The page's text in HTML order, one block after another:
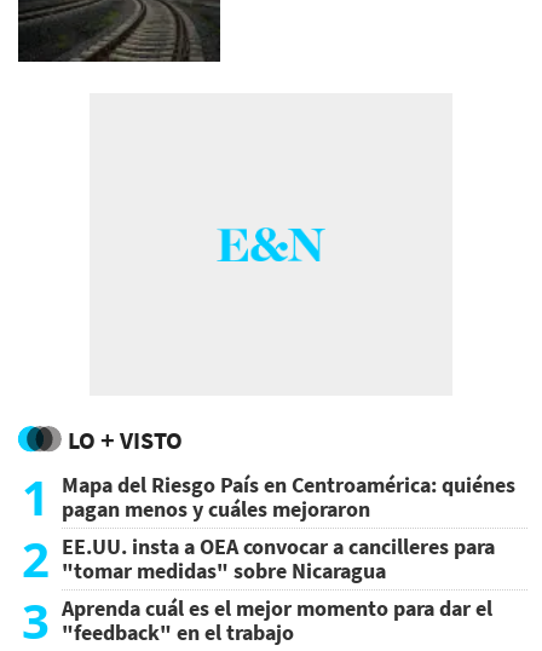
LO + VISTO
1
Mapa del Riesgo País en Centroamérica: quiénes
pagan menos y cuáles mejoraron
2 EE.UU. insta a OEA convocar a cancilleres para
"tomar medidas" sobre Nicaragua
3 Aprenda cuál es el mejor momento para dar el
"feedback" en el trabajo